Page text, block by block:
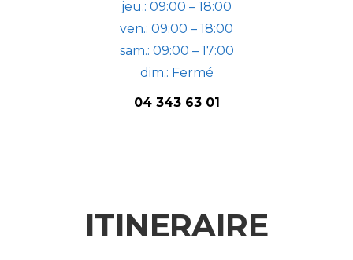
jeu.: 09:00 – 18:00
ven.: 09:00 – 18:00
sam.: 09:00 – 17:00
dim.: Fermé
04 343 63 01
ITINERAIRE